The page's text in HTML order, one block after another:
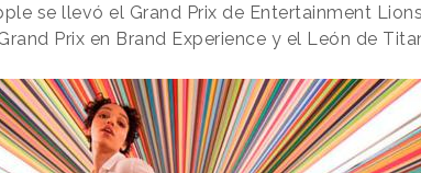
se llevó el Grand Prix de Entertainment
Prix en Brand Experience y el León de